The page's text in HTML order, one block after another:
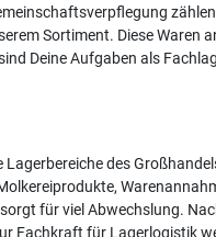
Sortiment. Diese Waren
Deine Aufgaben als
des
für viel Abwechslung.
Fachkraft für Lagerlogistik